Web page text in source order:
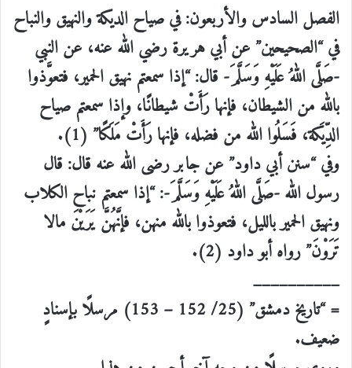
الفصل السادس والأربعون: في صياح الديكة والنهيق والنباح
في “الصحيحين” عن أبي هريرة رضي الله عنه، عن النبي
-صَلَّى اللهُ عَلَيْهِ وَسَلَّمَ- قال: “إذا سمعتم نهيق الحمير، فتعوَّذوا
بالله من الشيطان، فإنها رَأَتْ شيطانًا، وإذا سمعتم صياح
الدِّيَكة، فَسَلُوا الله من فضله، فإنها رَأَتْ مَلَكًا” (1).
وفي “سنن أبي داود” عن جابر رضى الله عنه قال: قال
رسول الله -صَلَّى اللهُ عَلَيْهِ وَسَلَّمَ-: “إذا سمعتم نباح الكلاب
ونهيق الحمير بالليل، فتعوذوا بالله منهن، فإنَّهُنَّ يَرَيْنَ مالا
تَرَوْنَ” رواه أبو داود (2).
__________
= “تاريخ دمشق” (25/ 152 – 153) مرسلًا بإسنادٍ
ضعيف.